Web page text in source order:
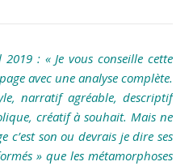
2019 : « Je vous conseille cette
avec une analyse complète.
narratif agréable, descriptif
créatif à souhait. Mais ne
c’est son ou devrais je dire ses
» que les métamorphoses